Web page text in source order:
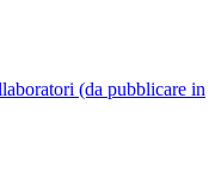
(da pubblicare in